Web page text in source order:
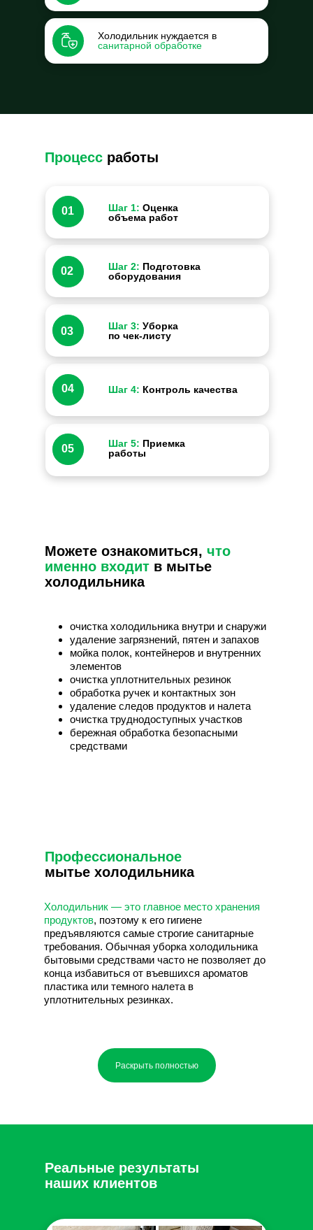
Холодильник нуждается в
санитарной обработке
Процесс работы
Шаг 5: Приемка
работы
05
Шаг 4: Контроль качества
04
Шаг 3: Уборка
по чек-листу
03
Шаг 2: Подготовка
оборудования
02
Шаг 1: Оценка
объема работ
01
Можете ознакомиться, что
именно входит в мытье
холодильника
очистка холодильника внутри и снаружи
удаление загрязнений, пятен и запахов
мойка полок, контейнеров и внутренних
элементов
очистка уплотнительных резинок
обработка ручек и контактных зон
удаление следов продуктов и налета
очистка труднодоступных участков
бережная обработка безопасными
средствами
Холодильник — это главное место хранения
продуктов, поэтому к его гигиене
предъявляются самые строгие санитарные
требования. Обычная уборка холодильника
бытовыми средствами часто не позволяет до
конца избавиться от въевшихся ароматов
пластика или темного налета в
уплотнительных резинках.
Профессиональное
мытье холодильника
Профессиональный клининг
холодильника от CleanHubрешает эту
задачу с помощьюделикатной эко-химии.
и надежно уничтожают бактерии.Тщательная
защищает здоровье вашей семьи.
Раскрыть полностью
Реальные результаты
наших клиентов